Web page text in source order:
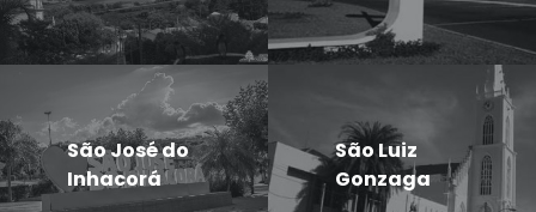
São José do
Inhacorá
São Luiz
Gonzaga